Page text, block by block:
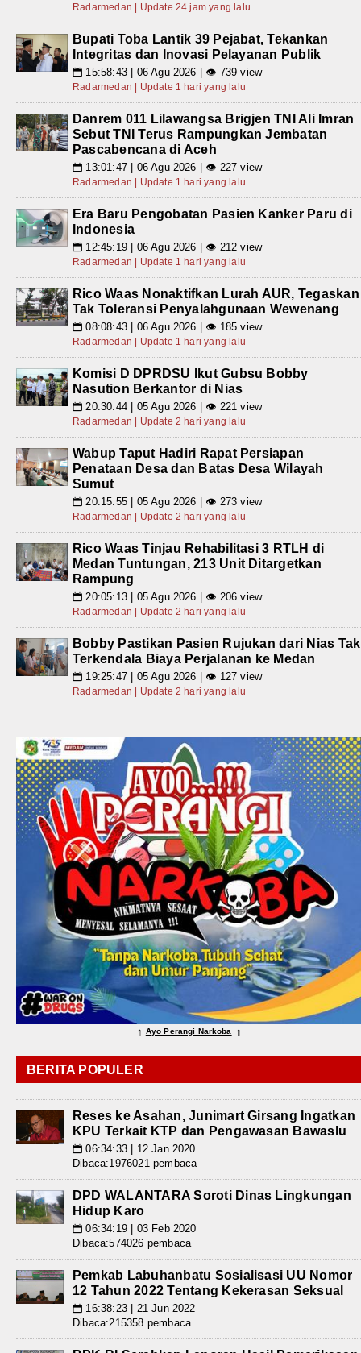
Radarmedan | Update 24 jam yang lalu
Bupati Toba Lantik 39 Pejabat, Tekankan
Integritas dan Inovasi Pelayanan Publik
📅 15:58:43 | 06 Agu 2026 | 👁 739 view
Radarmedan | Update 1 hari yang lalu
Danrem 011 Lilawangsa Brigjen TNI Ali Imran
Sebut TNI Terus Rampungkan Jembatan
Pascabencana di Aceh
📅 13:01:47 | 06 Agu 2026 | 👁 227 view
Radarmedan | Update 1 hari yang lalu
Era Baru Pengobatan Pasien Kanker Paru di
Indonesia
📅 12:45:19 | 06 Agu 2026 | 👁 212 view
Radarmedan | Update 1 hari yang lalu
Rico Waas Nonaktifkan Lurah AUR, Tegaskan
Tak Toleransi Penyalahgunaan Wewenang
📅 08:08:43 | 06 Agu 2026 | 👁 185 view
Radarmedan | Update 1 hari yang lalu
Komisi D DPRDSU Ikut Gubsu Bobby
Nasution Berkantor di Nias
📅 20:30:44 | 05 Agu 2026 | 👁 221 view
Radarmedan | Update 2 hari yang lalu
Wabup Taput Hadiri Rapat Persiapan
Penataan Desa dan Batas Desa Wilayah
Sumut
📅 20:15:55 | 05 Agu 2026 | 👁 273 view
Radarmedan | Update 2 hari yang lalu
Rico Waas Tinjau Rehabilitasi 3 RTLH di
Medan Tuntungan, 213 Unit Ditargetkan
Rampung
📅 20:05:13 | 05 Agu 2026 | 👁 206 view
Radarmedan | Update 2 hari yang lalu
Bobby Pastikan Pasien Rujukan dari Nias Tak
Terkendala Biaya Perjalanan ke Medan
📅 19:25:47 | 05 Agu 2026 | 👁 127 view
Radarmedan | Update 2 hari yang lalu
⇑ Ayo Perangi Narkoba ⇑
BERITA POPULER
Reses ke Asahan, Junimart Girsang Ingatkan
KPU Terkait KTP dan Pengawasan Bawaslu
📅 06:34:33 | 12 Jan 2020
Dibaca:1976021 pembaca
DPD WALANTARA Soroti Dinas Lingkungan
Hidup Karo
📅 06:34:19 | 03 Feb 2020
Dibaca:574026 pembaca
Pemkab Labuhanbatu Sosialisasi UU Nomor
12 Tahun 2022 Tentang Kekerasan Seksual
📅 16:38:23 | 21 Jun 2022
Dibaca:215358 pembaca